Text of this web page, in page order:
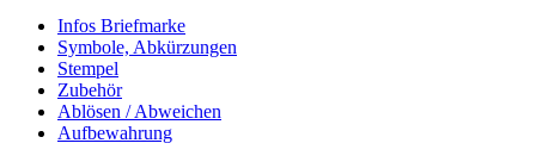
Infos Briefmarke
Symbole, Abkürzungen
Stempel
Zubehör
Ablösen / Abweichen
Aufbewahrung